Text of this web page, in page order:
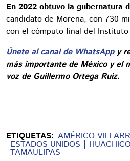
En 2022 obtuvo la gubernatura
candidato de Morena, con 730
con el cómputo final del Instituto
Únete al canal de WhatsAppy
más importante de México y el
voz de Guillermo Ortega Ruiz.
ETIQUETAS: AMÉRICO
ESTADOS UNIDOS
TAMAULIPAS